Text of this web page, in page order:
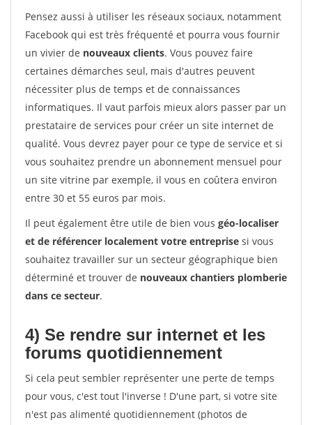
Pensez aussi à utiliser les réseaux sociaux, notamment
Facebook qui est très fréquenté et pourra vous fournir
un vivier de nouveaux clients. Vous pouvez faire
certaines démarches seul, mais d'autres peuvent
nécessiter plus de temps et de connaissances
informatiques. Il vaut parfois mieux alors passer par un
prestataire de services pour créer un site internet de
qualité. Vous devrez payer pour ce type de service et si
vous souhaitez prendre un abonnement mensuel pour
un site vitrine par exemple, il vous en coûtera environ
entre 30 et 55 euros par mois.
Il peut également être utile de bien vous géo-localiser
et de référencer localement votre entreprise si vous
souhaitez travailler sur un secteur géographique bien
déterminé et trouver de nouveaux chantiers plomberie
dans ce secteur.
4) Se rendre sur internet et les
forums quotidiennement
Si cela peut sembler représenter une perte de temps
pour vous, c'est tout l'inverse ! D'une part, si votre site
n'est pas alimenté quotidiennement (photos de